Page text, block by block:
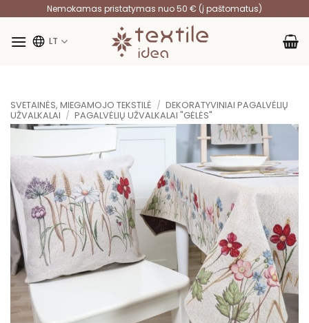
content
Nemokamas pristatymas nuo 50 € (į paštomatus)
LT
SVETAINĖS, MIEGAMOJO TEKSTILĖ / DEKORATYVINIAI PAGALVĖLIŲ
UŽVALKALAI / PAGALVĖLIŲ UŽVALKALAI "GĖLĖS"